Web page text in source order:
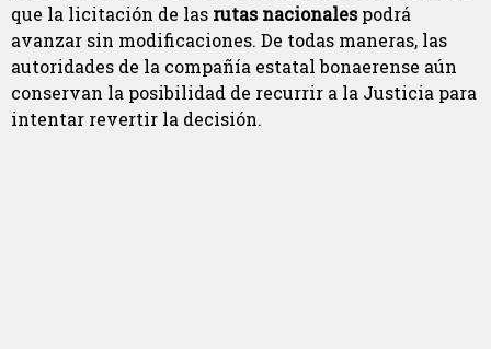
que la licitación de las rutas nacionalespodrá
avanzar sin modificaciones. De todas maneras, las
autoridades de la compañía estatal bonaerense aún
conservan la posibilidad de recurrir a la Justicia para
intentar revertir la decisión.